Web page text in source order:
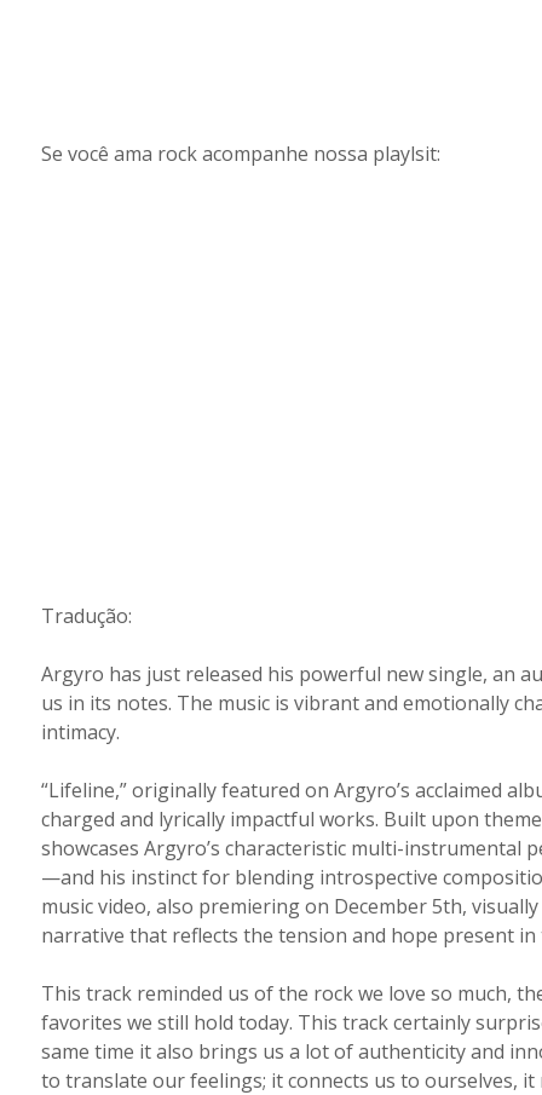
Se você ama rock acompanhe nossa playlsit:
Tradução:
Argyro has just released his powerful new single, an
us in its notes. The music is vibrant and emotionally
intimacy.
“Lifeline,” originally featured on Argyro’s acclaimed
charged and lyrically impactful works. Built upon
showcases Argyro’s characteristic multi-instrumental
—and his instinct for blending introspective
music video, also premiering on December 5th,
narrative that reflects the tension and hope present in
This track reminded us of the rock we love so much,
favorites we still hold today. This track certainly
same time it also brings us a lot of authenticity and
to translate our feelings; it connects us to ourselves,